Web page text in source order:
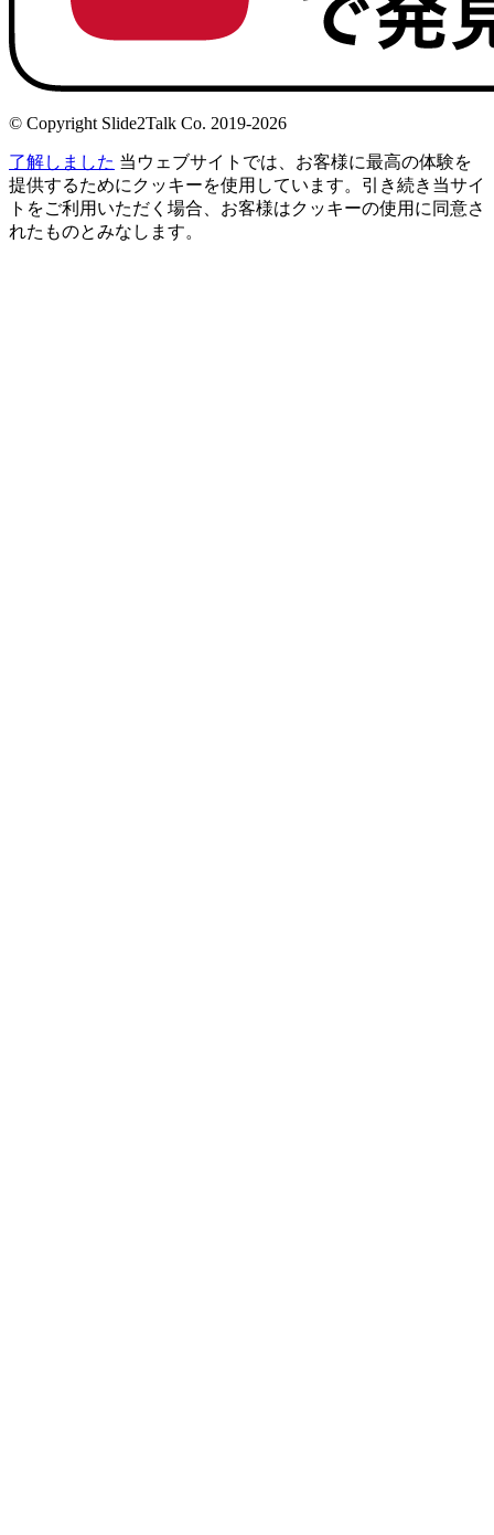
© Copyright Slide2Talk Co. 2019-2026
了解しました 当ウェブサイトでは、お客様に最高の体験を
提供するためにクッキーを使用しています。引き続き当サイ
トをご利用いただく場合、お客様はクッキーの使用に同意さ
れたものとみなします。